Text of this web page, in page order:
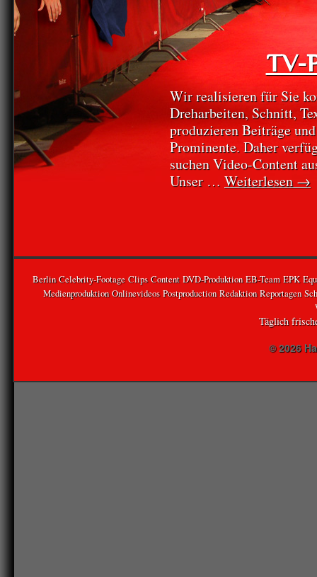
TV-
Wir realisieren für Sie
Dreharbeiten, Schnitt,
produzieren Beiträge
Prominente. Daher
suchen Video-Content
Unser … Weiterlesen →
Berlin Celebrity-Footage Clips Content DVD-Produktion EB-Team EPK
Medienproduktion Onlinevideos Postproduction Redaktion Reportagen
Täglich
© 2026